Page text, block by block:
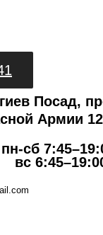
Посад,
Армии
пн-сб
вс